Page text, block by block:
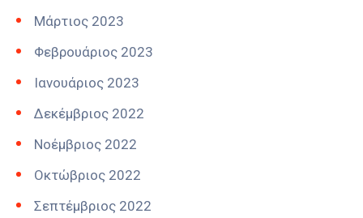
Μάρτιος 2023
Φεβρουάριος 2023
Ιανουάριος 2023
Δεκέμβριος 2022
Νοέμβριος 2022
Οκτώβριος 2022
Σεπτέμβριος 2022